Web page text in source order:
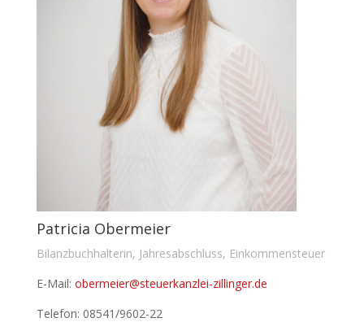
Patricia Obermeier
Bilanzbuchhalterin, Jahresabschluss, Einkommensteuer
E-Mail: obermeier@steuerkanzlei-zillinger.de
Telefon: 08541/9602-22